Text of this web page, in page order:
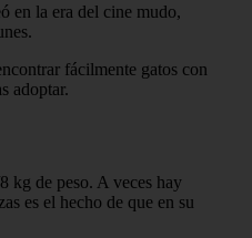
en la era del cine mudo,
fácilmente gatos con
adoptar.
kg de peso. A veces hay
es el hecho de que en su